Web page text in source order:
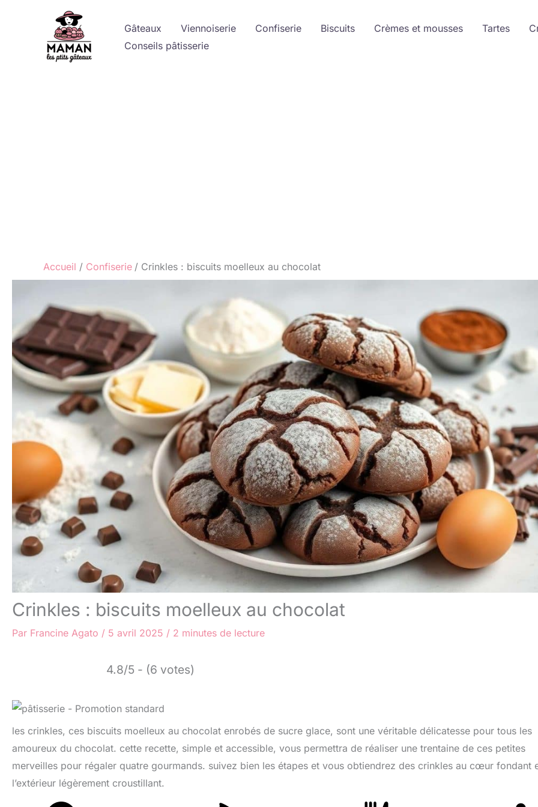
Gâteaux Viennoiserie Confiserie Biscuits Crèmes et mousses Tartes
Conseils pâtisserie
Accueil Confiserie Crinkles : biscuits moelleux au chocolat
Crinkles : biscuits moelleux au chocolat
Par Francine Agato / 5 avril 2025 / 2 minutes de lecture
4.8/5 - (6 votes)
les crinkles, ces biscuits moelleux au chocolat enrobés de sucre glace, sont une véritable délicatesse pour tous les
amoureux du chocolat. cette recette, simple et accessible, vous permettra de réaliser une trentaine de ces petites
merveilles pour régaler quatre gourmands. suivez bien les étapes et vous obtiendrez des crinkles au cœur fondant
l’extérieur légèrement croustillant.